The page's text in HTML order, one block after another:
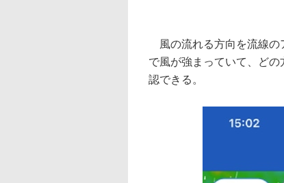
風の流れる方向を流線の
で風が強まっていて、ど
認できる。